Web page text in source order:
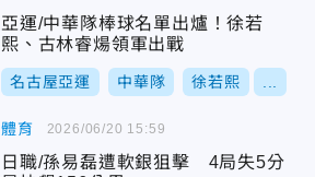
亞運/中華隊棒球名單出爐！徐若
熙、古林睿煬領軍出戰
名古屋亞運 中華隊 徐若熙
體育
日職/孫易磊遭軟銀狙擊 4局失5分
2026/06/20 15:59